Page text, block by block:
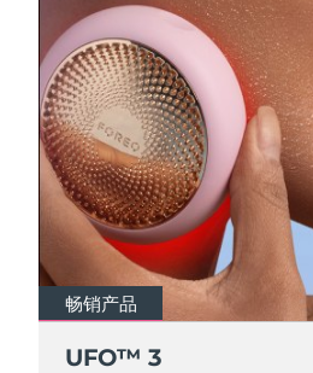
畅销产品
UFO™ 3
畅销产品
UFO™ 3
畅销产品
UFO™ 3
畅销产品
UFO™ 3
LUNA™ 4 Plus
Massage, LED
LUNA™ 4
For men, anti-
LUNA™ 4
BEAR™ 2 go
Microcurrent
BEAR™ 2
Microcurrent line
面部提拉护理
补水保湿
UFO™ 3 套装
Deep facial
UFO™ 3 LED
Near-infrared and
device
UFO™ 3 mini
Red light therapy
issa™ 4
Hybrid silicone
issa™ 4 plus
Smart hybrid
issa™ 4 smile
Hybrid silicone
FAQ™ 抗老护理
抗老
FAQ™ 101
Clinical anti-aging
FAQ™ 201
LED mask
波斯尼亚和黑塞哥维那
文莱
保加利亚
加拿大
智利
中国
哥伦比亚